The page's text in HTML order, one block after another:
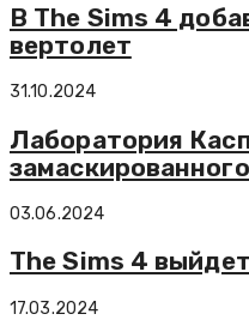
В The Sims 4
вертолет
31.10.2024
Лаборатория
03.06.2024
The Sims 4
17.03.2024